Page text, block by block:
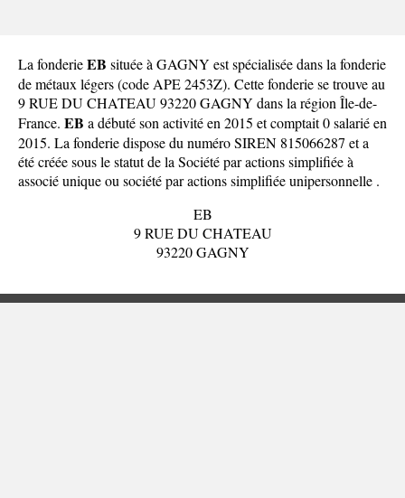
La fonderieEB située à GAGNY est spécialisée dans la fonderie
de métaux légers (code APE 2453Z). Cette fonderie se trouve au
9 RUE DU CHATEAU 93220 GAGNY dans la région Île-de-
France. EB a débuté son activité en 2015 et comptait 0 salarié en
2015. La fonderie dispose du numéro SIREN 815066287 et a
été créée sous le statut de la Société par actions simplifiée à
associé unique ou société par actions simplifiée unipersonnelle .
EB
9 RUE DU CHATEAU
93220 GAGNY